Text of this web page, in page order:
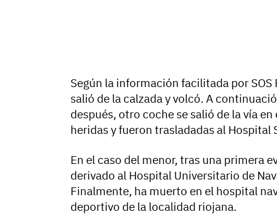
Según la información facilitada por
salió de la calzada y volcó. A
después, otro coche se salió de la vía
heridas y fueron trasladadas al
En el caso del menor, tras una primera
derivado al Hospital Universitario de
Finalmente, ha muerto en el hospital
deportivo de la localidad riojana.